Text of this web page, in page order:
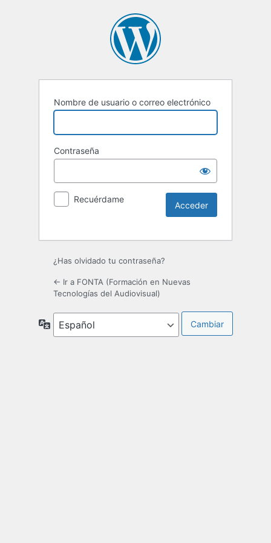
Nombre de usuario o correo electrónico
Contraseña
Recuérdame
¿Has olvidado tu contraseña?
← Ir a FONTA (Formación en Nuevas
Tecnologías del Audiovisual)
Idioma